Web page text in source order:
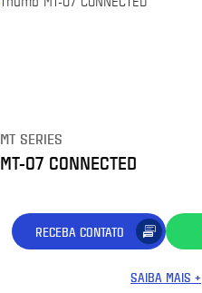
MT SERIES
MT-07 CONNECTED
RECEBA CONTATO
SAIBA MAIS +